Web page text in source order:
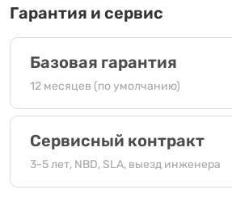
Гарантия и сервис
Базовая гарантия
12 месяцев (по умолчанию)
Сервисный контракт
3-5 лет, NBD, SLA, выезд инженера